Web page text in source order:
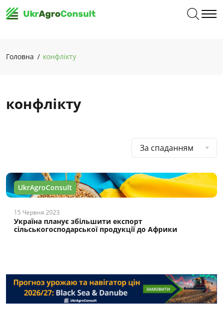
Головна конфлікту
конфлікту
За спаданням
UkrAgroConsult
15 Червня 2023
Україна планує збільшити експорт
сільськогосподарської продукції до Африки